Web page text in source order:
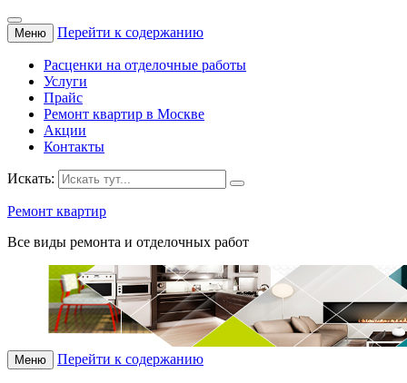
Меню Перейти к содержанию
Расценки на отделочные работы
Услуги
Прайс
Ремонт квартир в Москве
Акции
Контакты
Искать:
Ремонт квартир
Все виды ремонта и отделочных работ
Меню Перейти к содержанию